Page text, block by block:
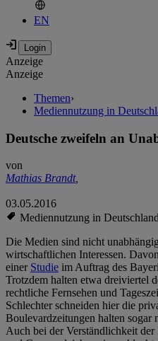
EN
Anzeige
Anzeige
Themen›
Mediennutzung in
Deutsche zweifeln an
von
Mathias Brandt,
03.05.2016
Mediennutzung in
Die Medien sind nicht
wirtschaftlichen Interessen.
einer Studie im Auftrag des
Trotzdem halten etwa dreiviertel
rechtliche Fernsehen und
Schlechter schneiden hier die
Boulevardzeitungen halten
Auch bei der Verständlichkeit